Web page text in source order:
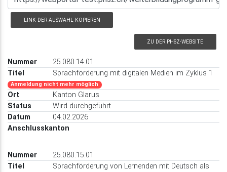
LINK DER AUSWAHL KOPIEREN
ZU DER PHSZ-WEBSITE
25.080.14.01
Sprachförderung mit digitalen Medien im Zyklus 1
Anmeldung nicht mehr möglich
Kanton Glarus
Wird durchgeführt
04.02.2026
25.080.15.01
Sprachförderung von Lernenden mit Deutsch als